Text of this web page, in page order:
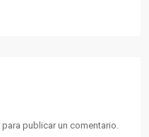
para publicar un comentario.